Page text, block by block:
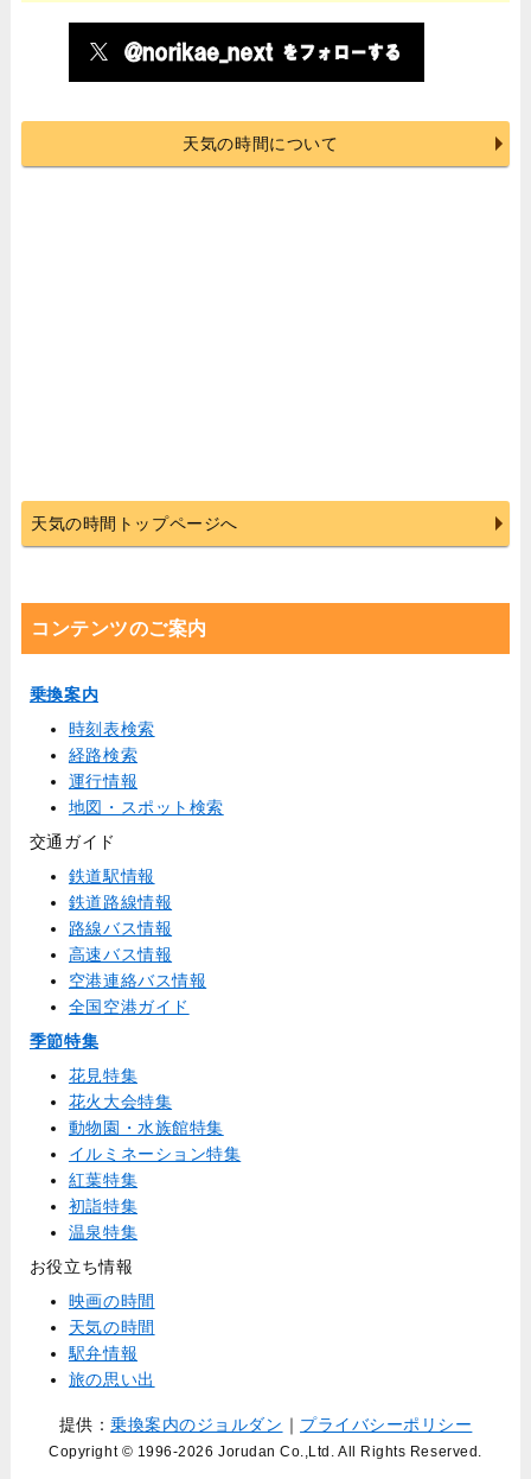
天気の時間について
天気の時間トップページへ
コンテンツのご案内
乗換案内
時刻表検索
経路検索
運行情報
地図・スポット検索
交通ガイド
鉄道駅情報
鉄道路線情報
路線バス情報
高速バス情報
空港連絡バス情報
全国空港ガイド
季節特集
花見特集
花火大会特集
動物園・水族館特集
イルミネーション特集
紅葉特集
初詣特集
温泉特集
お役立ち情報
映画の時間
天気の時間
駅弁情報
旅の思い出
提供：乗換案内のジョルダン ｜ プライバシーポリシー
Copyright © 1996-2026 Jorudan Co.,Ltd. All Rights Reserved.